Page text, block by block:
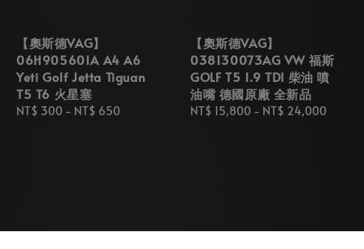
【奧斯德VAG】
06H905601A A4 A6
Yeti Golf Jetta Tiguan
T5 T6 火星塞
Regular
NT$ 300 - NT$ 650
【奧斯德VAG】
038130073AG VW 福斯
GOLF T5 1.9 TDI 柴油 噴
油嘴 德國原廠 全新品
Regular
NT$ 15,800 - NT$ 24,000